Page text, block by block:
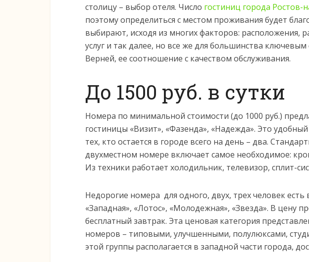
столицу – выбор отеля. Число гостиниц города Ростов-
поэтому определиться с местом проживания будет
выбирают, исходя из многих факторов: расположения,
услуг и так далее, но все же для большинства
Верней, ее соотношение с качеством обслуживания.
До 1500 руб. в сутки
Номера по минимальной стоимости (до 1000 руб.)
гостиницы «Визит», «Фазенда», «Надежда». Это
тех, кто остается в городе всего на день – два.
двухместном номере включает самое необходимое:
Из техники работает холодильник, телевизор, сплит-
Недорогие номера для одного, двух, трех человек есть
«Западная», «Лотос», «Молодежная», «Звезда». В цену
бесплатный завтрак. Эта ценовая категория
номеров – типовыми, улучшенными, полулюксами,
этой группы располагается в западной части города,